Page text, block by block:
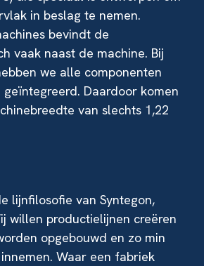
in beslag te nemen.
bevindt de
vaak naast de machine. Bij
we alle componenten
Daardoor komen
van slechts 1,22
lijnfilosofie van Syntegon,
willen productielijnen creëren
opgebouwd en zo min
Waar een fabriek